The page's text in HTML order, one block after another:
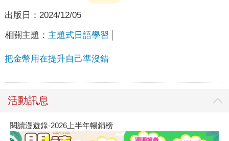
出版日： 2024/12/05
相關主題： 主題式日語學習
把金幣用在提升自己準沒錯
活動訊息
閱讀漫遊錄-2026上半年暢銷榜